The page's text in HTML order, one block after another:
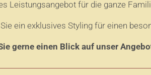
Leistungsangebot für die ganze
ein exklusives Styling für einen
gerne einen Blick auf unser